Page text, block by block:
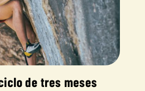
de tres meses